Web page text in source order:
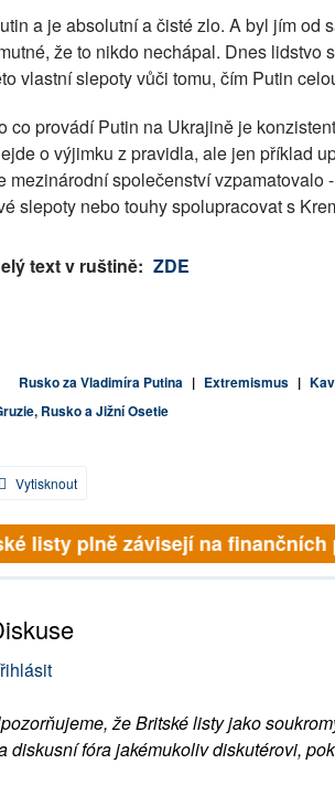
a je absolutní a čisté zlo. A byl jím od
že to nikdo nechápal. Dnes lidstvo
vlastní slepoty vůči tomu, čím Putin
co provádí Putin na Ukrajině je
o výjimku z pravidla, ale jen příklad
mezinárodní společenství vzpamatovalo
slepoty nebo touhy spolupracovat s
text v ruštině: ZDE
Rusko za Vladimíra Putina | Extremismus |
Rusko a Jižní Osetie
Vytisknout
listy plně závisejí na finančních
že Britské listy jako
diskusní fóra jakémukoliv diskutérovi,